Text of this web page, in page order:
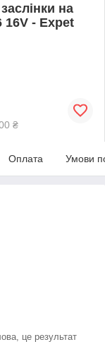
на
16V - Expet
₴
Оплата Умови
це результат